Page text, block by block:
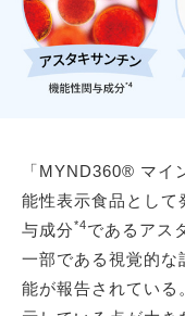
「MYND360® マイ
能性表示食品として
与成分*4であるアス
一部である視覚的な
能が報告されている